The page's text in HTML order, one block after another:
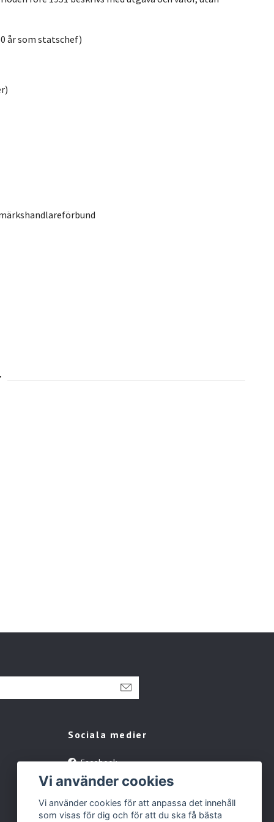
år som statschef)
Sociala medier
Facebook
Instagram
YouTube
Tiktok
Vi använder cookies
Vi använder cookies för att anpassa det innehåll
som visas för dig och för att du ska få bästa